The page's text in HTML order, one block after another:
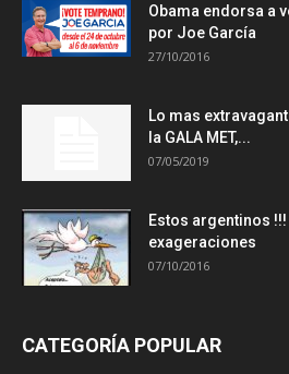
Obama endorsa a
por Joe García
27/10/2016
Lo mas
la GALA MET,...
07/05/2019
Estos argentinos
exageraciones
07/10/2016
CATEGORÍA POPULAR